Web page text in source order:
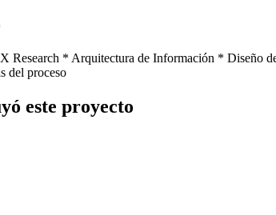
* Arquitectura de Información * Diseño
este proyecto